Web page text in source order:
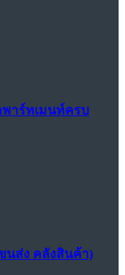
พาร์ทเมนท์ครบ
นส่ง คลังสินค้า)